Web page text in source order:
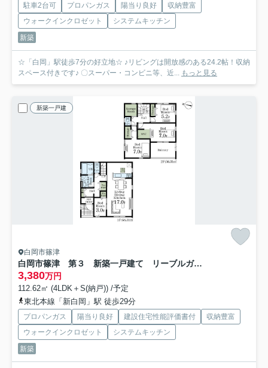
駐車2台可 プロパンガス 陽当り良好
収納豊富
ウォークインクロゼット
システムキッチン
新築
☆「白岡」駅徒歩7分の好立地☆ ♪リビングは開放感のある24.2帖！収納
スペース付きです♪ 〇スーパー・コンビニ等、近... もっと見る
新築一戸建
白岡市篠津
白岡市篠津 第３ 新築一戸建て リーブルガーデン 01
3,380万円
112.62㎡ (4LDK＋S(納戸)) /予定
東北本線「新白岡」駅 徒歩29分
プロパンガス 陽当り良好 建設住宅性能評価書付
収納豊富
ウォークインクロゼット
システムキッチン
新築